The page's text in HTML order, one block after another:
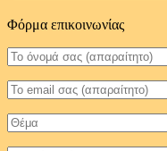
Φόρμα επικοινωνίας